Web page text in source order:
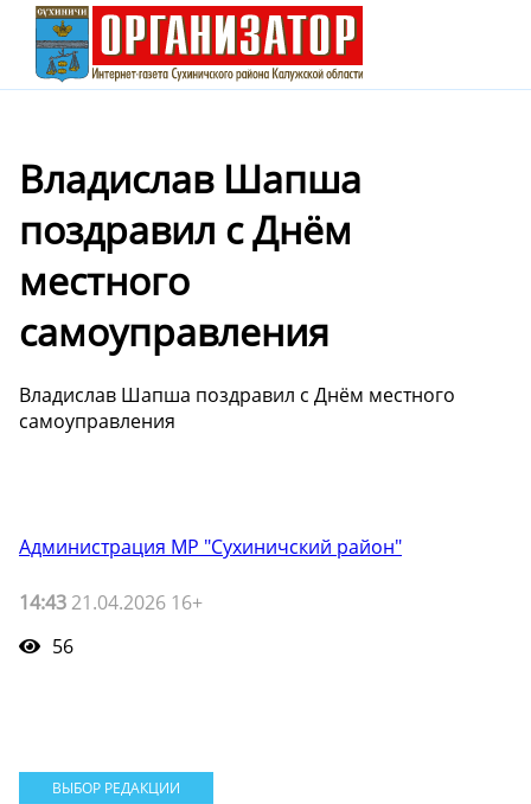
Владислав Шапша
поздравил с Днём
местного
самоуправления
Владислав Шапша поздравил с Днём местного
самоуправления
Администрация МР "Сухиничский район"
14:43 21.04.2026 16+
56
ВЫБОР РЕДАКЦИИ